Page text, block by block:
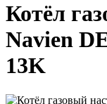
Котёл
Navien
13K